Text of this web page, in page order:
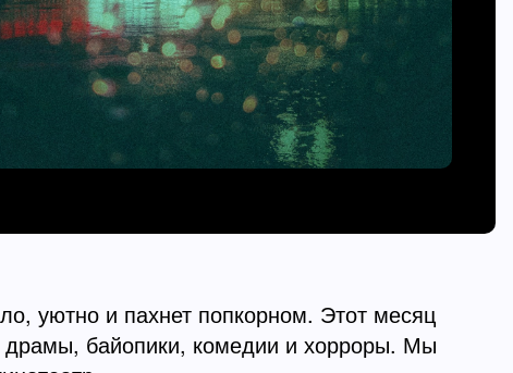
уютно и пахнет попкорном. Этот месяц
драмы, байопики, комедии и хорроры. Мы